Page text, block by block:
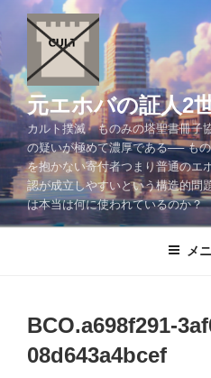
ン
テ
ン
ツ
へ
ス
ッ
プ
元エホバの証人2
カルト撲滅 ものみの塔聖書冊子
の疑いが極めて濃厚である── も
を抱かない寄付者つまり普通のエ
認が成立しやすいという構造的問
は本当は何に使われているのか？
メ
BCO.a698f291-
08d643a4bcef